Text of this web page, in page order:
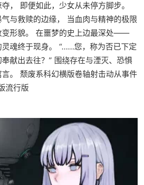
， 即便如此，少女从未停方脚步。
与救赎的边缘， 当血肉与精神的极限
变形貌。 在噩梦的史上边最深处——
魂终于现身。 “……您，称为否已下定
献出去往？” 围绕存在与湮灭、恐惧
。 颓废系科幻横版卷轴射击动从事件
流行版